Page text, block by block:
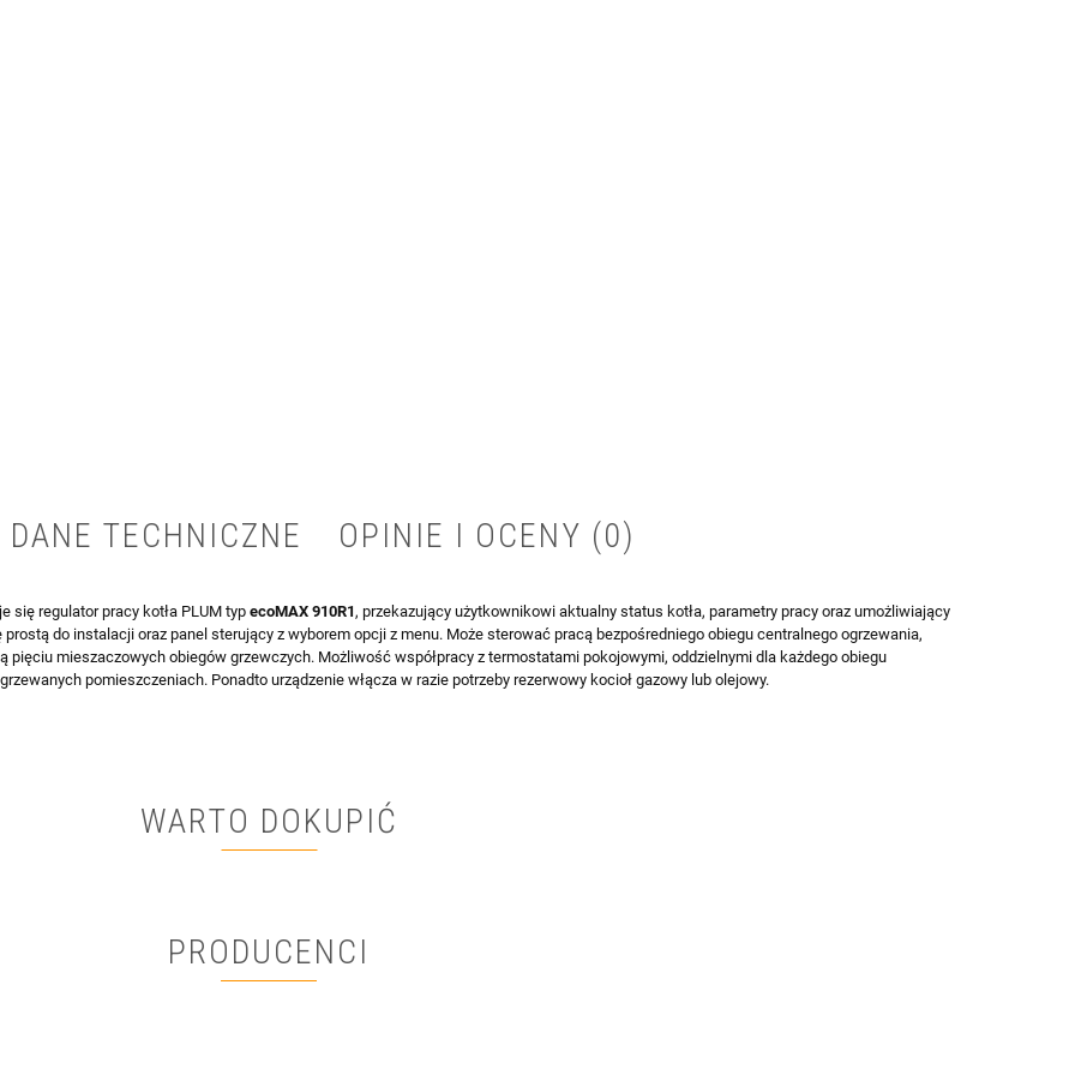
DANE TECHNICZNE OPINIE I OCENY (0)
się regulator pracy kotła PLUM typ ecoMAX 910R1, przekazujący użytkownikowi aktualny status kotła, parametry pracy oraz umożliwiający
do instalacji oraz panel sterujący z wyborem opcji z menu. Może sterować pracą bezpośredniego obiegu centralnego ogrzewania,
pięciu mieszaczowych obiegów grzewczych. Możliwość współpracy z termostatami pokojowymi, oddzielnymi dla każdego obiegu
pomieszczeniach. Ponadto urządzenie włącza w razie potrzeby rezerwowy kocioł gazowy lub olejowy.
WARTO DOKUPIĆ
PRODUCENCI